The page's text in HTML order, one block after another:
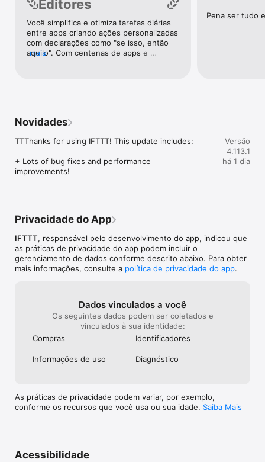
Acuity, Airtable, Aweber, Buffer, Calendly, Clickup, Constant
Contact, Discord, DocuSign, Dropbox, Eventbrite, FaceBook
Lead Ads, Gmail, Google Ads, Google Calendar, Google Docs,
Google Forms, Google Meet, Google My Business, Google
Sheets, Gumroad, Instagram, LinkedIn, Mailchimp, Microsoft,
Notion, Pipedrive, QuickBooks, RSS, Shippo, Slack, Stripe,
Assistant, Google Nest, Google Wifi, Home Connect,
Honeywell, Husqvarna, iRobot, LaMetric, LIFX, Midea, MyQ,
Nanoleaf, NZXT, Philips Hue, Ring, Sengled, Somfy, Smart Life,
SmartThings, Soundcloud, Spotify, Strava, SwitchBot, Twitch,
Weather Underground, WeMo, Wink, Withings, Wyze, Yeelight,
Yelp
Editores
Você simplifica e otimiza tarefas diárias
entre apps criando ações personalizadas
com declarações como "se isso, então
aquilo". Com centenas de apps e
mais
Pena ser tudo
Novidades
TTThanks for using IFTTT! This update includes:
+ Lots of bug fixes and performance
improvements!
Versão
4.113.1
há 1 dia
Privacidade do App
IFTTT, responsável pelo desenvolvimento do app, indicou que
as práticas de privacidade do app podem incluir o
gerenciamento de dados conforme descrito abaixo. Para obter
mais informações, consulte a política de privacidade do app.
Dados vinculados a você
Os seguintes dados podem ser coletados e
vinculados à sua identidade:
Compras
Identificado­res
Informações de uso Diagnóstico
As práticas de privacidade podem variar, por exemplo,
conforme os recursos que você usa ou sua idade. Saiba Mais
Acessibilidade